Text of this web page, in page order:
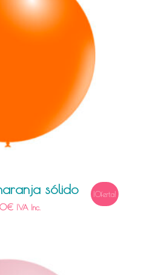
sólido
€ IVA Inc.
¡Oferta!